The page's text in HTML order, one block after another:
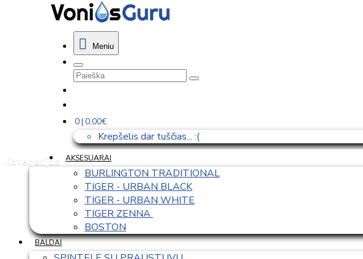
Meniu
0 | 0,00€
Krepšelis dar tuščias... :(
Kategorijos
AKSESUARAI
BURLINGTON TRADITIONAL
TIGER - URBAN BLACK
TIGER - URBAN WHITE
TIGER ZENNA
BOSTON
BALDAI